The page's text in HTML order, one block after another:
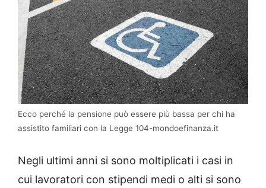
Ecco perché la pensione può essere più bassa per chi ha
assistito familiari con la Legge 104-mondoefinanza.it
Negli ultimi anni si sono moltiplicati i casi in
cui lavoratori con stipendi medi o alti si sono